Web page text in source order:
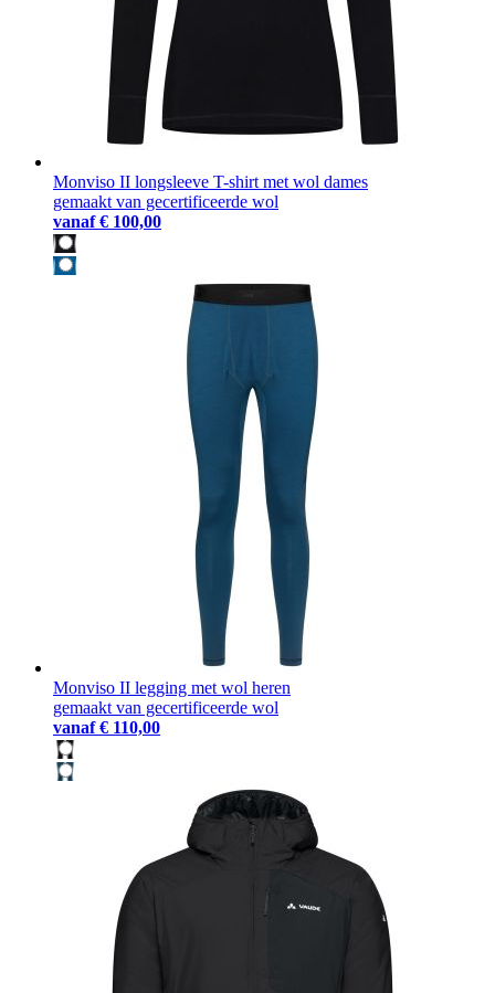
Monviso II longsleeve T-shirt met wol dames
gemaakt van gecertificeerde wol
vanaf € 100,00
Monviso II legging met wol heren
gemaakt van gecertificeerde wol
vanaf € 110,00